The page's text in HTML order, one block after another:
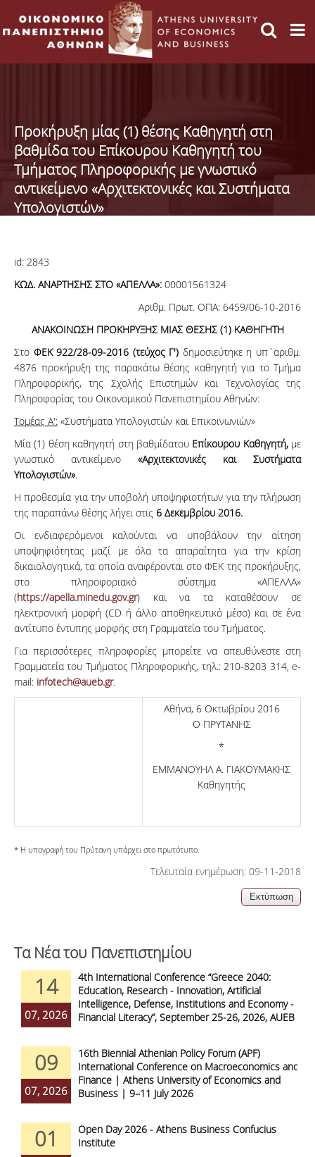
Προκήρυξη μίας (1) θέσης Καθηγητή στη
βαθμίδα του Επίκουρου Καθηγητή του
Τμήματος Πληροφορικής με γνωστικό
αντικείμενο «Αρχιτεκτονικές και Συστήματα
Υπολογιστών»
id: 2843
ΚΩΔ. ΑΝΑΡΤΗΣΗΣ ΣΤΟ «ΑΠΕΛΛΑ»: 00001561324
Αριθμ. Πρωτ. ΟΠΑ: 6459/06-10-2016
ΑΝΑΚΟΙΝΩΣΗ ΠΡΟΚΗΡΥΞΗΣ ΜΙΑΣ ΘΕΣΗΣ (1) ΚΑΘΗΓΗΤΗ
Στο ΦΕΚ 922/28-09-2016 (τεύχος Γ') δημοσιεύτηκε η υπ΄αριθμ.
4876 προκήρυξη της παρακάτω θέσης καθηγητή για το Τμήμα
Πληροφορικής, της Σχολής Επιστημών και Τεχνολογίας της
Πληροφορίας του Οικονομικού Πανεπιστημίου Αθηνών:
Τομέας Α': «Συστήματα Υπολογιστών και Επικοινωνιών»
Μία (1) θέση καθηγητή στη βαθμίδατουΕπίκουρου Καθηγητή, με
γνωστικό αντικείμενο «Αρχιτεκτονικές και Συστήματα
Υπολογιστών».
Η προθεσμία για την υποβολή υποψηφιοτήτων για την πλήρωση
της παραπάνω θέσης λήγει στις 6 Δεκεμβρίου 2016.
Οι ενδιαφερόμενοι καλούνται να υποβάλουν την αίτηση
υποψηφιότητας μαζί με όλα τα απαραίτητα για την κρίση
δικαιολογητικά, τα οποία αναφέρονται στο ΦΕΚ της προκήρυξης,
στο πληροφοριακό σύστημα «ΑΠΕΛΛΑ»
(https://apella.minedu.gov.gr) και να τα καταθέσουν σε
ηλεκτρονική μορφή (CD ή άλλο αποθηκευτικό μέσο) και σε ένα
αντίτυπο έντυπης μορφής στη Γραμματεία του Τμήματος.
Για περισσότερες πληροφορίες μπορείτε να απευθύνεστε στη
Γραμματεία του Τμήματος Πληροφορικής, τηλ.: 210-8203 314, e-
mail: infotech@aueb.gr.
Αθήνα, 6 Οκτωβρίου 2016
Ο ΠΡΥΤΑΝΗΣ
*
ΕΜΜΑΝΟΥΗΛ Α. ΓΙΑΚΟΥΜΑΚΗΣ
Καθηγητής
* Η υπογραφή του Πρύτανη υπάρχει στο πρωτότυπο.
Τελευταία ενημέρωση: 09-11-2018
Τα Νέα του Πανεπιστημίου
14
07, 2026
4th International Conference “Greece 2040:
Education, Research - Innovation, Artificial
Intelligence, Defense, Institutions and Economy -
Financial Literacy”, September 25-26, 2026, AUEB
09
07, 2026
16th Biennial Athenian Policy Forum (APF)
International Conference on Macroeconomics and
Finance | Athens University of Economics and
Business | 9–11 July 2026
01
Open Day 2026 - Athens Business Confucius
Institute